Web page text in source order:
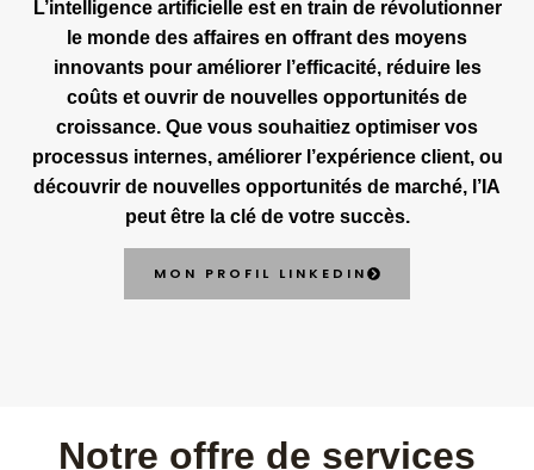
L’intelligence artificielle est en train de révolutionner
le monde des affaires en offrant des moyens
innovants pour améliorer l’efficacité, réduire les
coûts et ouvrir de nouvelles opportunités de
croissance. Que vous souhaitiez optimiser vos
processus internes, améliorer l’expérience client, ou
découvrir de nouvelles opportunités de marché, l’IA
peut être la clé de votre succès.
MON PROFIL LINKEDIN
Notre offre de services